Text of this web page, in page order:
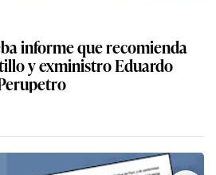
informe que recomienda
y exministro Eduardo